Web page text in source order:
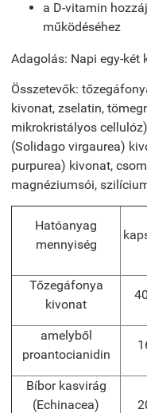
a D-vitamin
működéséhez
Adagolás: Napi egy-két
Összetevők:
kivonat, zselatin,
mikrokristályos
(Solidago virgaurea)
purpurea) kivonat,
magnéziumsói,
Hatóanyag
mennyiség
Tőzegáfonya
kivonat
amelyből
proantocianidin
Bíbor kasvirág
(Echinacea)